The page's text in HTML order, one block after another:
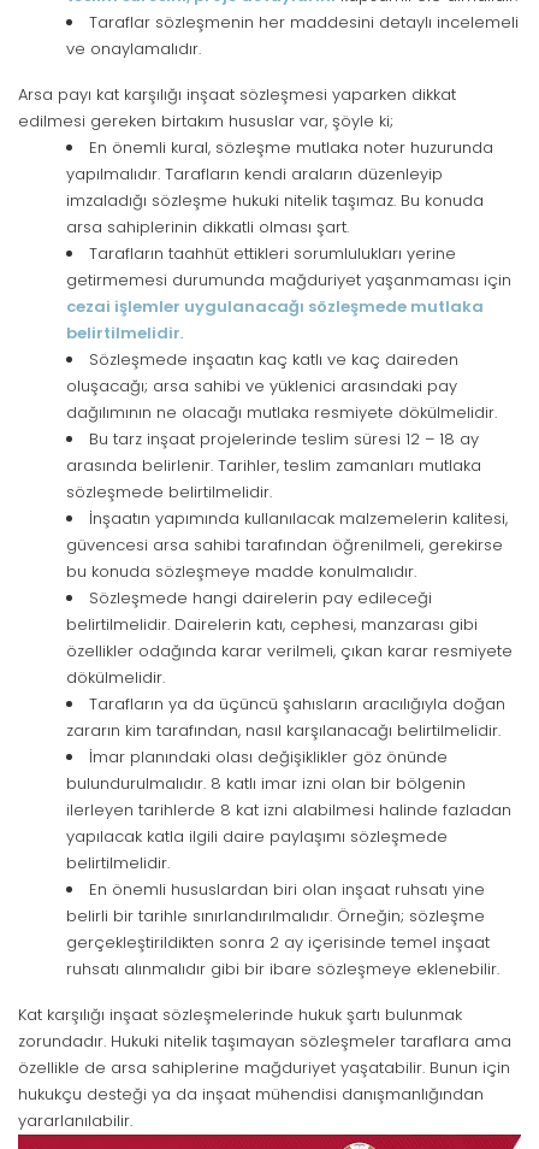
Taraflar sözleşmenin her maddesini detaylı incelemeli
ve onaylamalıdır.
Arsa payı kat karşılığı inşaat sözleşmesi yaparken dikkat
edilmesi gereken birtakım hususlar var, şöyle ki;
En önemli kural, sözleşme mutlaka noter huzurunda
yapılmalıdır. Tarafların kendi araların düzenleyip
imzaladığı sözleşme hukuki nitelik taşımaz. Bu konuda
arsa sahiplerinin dikkatli olması şart.
Tarafların taahhüt ettikleri sorumlulukları yerine
getirmemesi durumunda mağduriyet yaşanmaması için
cezai işlemler uygulanacağı sözleşmede mutlaka
belirtilmelidir.
Sözleşmede inşaatın kaç katlı ve kaç daireden
oluşacağı; arsa sahibi ve yüklenici arasındaki pay
dağılımının ne olacağı mutlaka resmiyete dökülmelidir.
Bu tarz inşaat projelerinde teslim süresi 12 – 18 ay
arasında belirlenir. Tarihler, teslim zamanları mutlaka
sözleşmede belirtilmelidir.
İnşaatın yapımında kullanılacak malzemelerin kalitesi,
güvencesi arsa sahibi tarafından öğrenilmeli, gerekirse
bu konuda sözleşmeye madde konulmalıdır.
Sözleşmede hangi dairelerin pay edileceği
belirtilmelidir. Dairelerin katı, cephesi, manzarası gibi
özellikler odağında karar verilmeli, çıkan karar resmiyete
dökülmelidir.
Tarafların ya da üçüncü şahısların aracılığıyla doğan
zararın kim tarafından, nasıl karşılanacağı belirtilmelidir.
İmar planındaki olası değişiklikler göz önünde
bulundurulmalıdır. 8 katlı imar izni olan bir bölgenin
ilerleyen tarihlerde 8 kat izni alabilmesi halinde fazladan
yapılacak katla ilgili daire paylaşımı sözleşmede
belirtilmelidir.
En önemli hususlardan biri olan inşaat ruhsatı yine
belirli bir tarihle sınırlandırılmalıdır. Örneğin; sözleşme
gerçekleştirildikten sonra 2 ay içerisinde temel inşaat
ruhsatı alınmalıdır gibi bir ibare sözleşmeye eklenebilir.
Kat karşılığı inşaat sözleşmelerinde hukuk şartı bulunmak
zorundadır. Hukuki nitelik taşımayan sözleşmeler taraflara ama
özellikle de arsa sahiplerine mağduriyet yaşatabilir. Bunun için
hukukçu desteği ya da inşaat mühendisi danışmanlığından
yararlanılabilir.